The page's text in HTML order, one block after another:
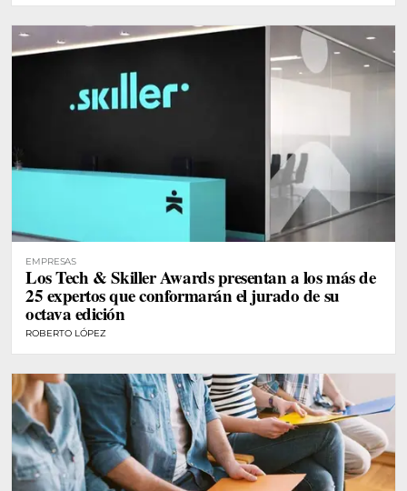
EMPRESAS
Los Tech & Skiller Awards presentan a los más de
25 expertos que conformarán el jurado de su
octava edición
ROBERTO LÓPEZ